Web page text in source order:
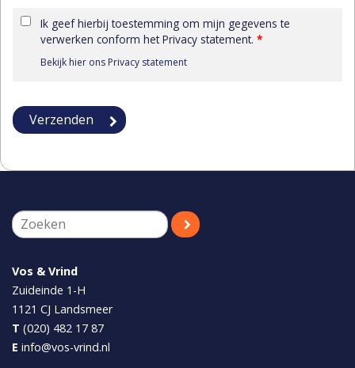
Ik geef hierbij toestemming om mijn gegevens te
verwerken conform het Privacy statement. *
Bekijk hier ons Privacy statement
Vos & Vrind
Zuideinde 1-H
1121 CJ Landsmeer
T (020) 482 17 87
E info@vos-vrind.nl